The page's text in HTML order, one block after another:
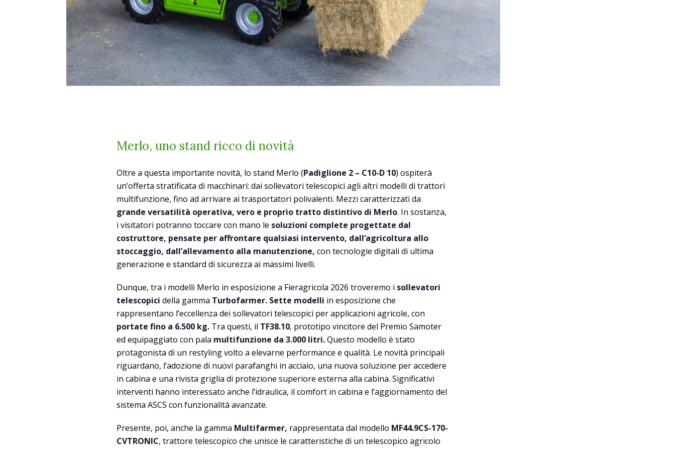
Merlo, uno stand ricco di novità
Oltre a questa importante novità, lo stand Merlo (Padiglione 2 – C10-D 10) ospiterà
un’offerta stratificata di macchinari: dai sollevatori telescopici agli altri modelli di trattori
multifunzione, fino ad arrivare ai trasportatori polivalenti. Mezzi caratterizzati da
grande versatilità operativa, vero e proprio tratto distintivo di Merlo. In sostanza,
i visitatori potranno toccare con mano le soluzioni complete progettate dal
costruttore, pensate per affrontare qualsiasi intervento, dall’agricoltura allo
stoccaggio, dall’allevamento alla manutenzione, con tecnologie digitali di ultima
generazione e standard di sicurezza ai massimi livelli.
Dunque, tra i modelli Merlo in esposizione a Fieragricola 2026 troveremo i sollevatori
telescopici della gamma Turbofarmer. Sette modelli in esposizione che
rappresentano l’eccellenza dei sollevatori telescopici per applicazioni agricole, con
portate fino a 6.500 kg. Tra questi, il TF38.10, prototipo vincitore del Premio Samoter
ed equipaggiato con pala multifunzione da 3.000 litri.Questo modello è stato
protagonista di un restyling volto a elevarne performance e qualità. Le novità principali
riguardano, l’adozione di nuovi parafanghi in acciaio, una nuova soluzione per accedere
in cabina e una rivista griglia di protezione superiore esterna alla cabina. Significativi
interventi hanno interessato anche l’idraulica, il comfort in cabina e l’aggiornamento del
sistema ASCS con funzionalità avanzate.
Presente, poi, anche la gamma Multifarmer, rappresentata dal modello MF44.9CS-170-
CVTRONIC, trattore telescopico che unisce le caratteristiche di un telescopico agricolo